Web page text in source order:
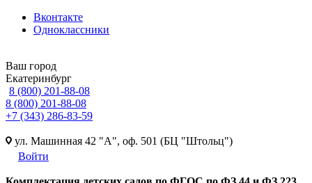
Вконтакте
Одноклассники
Ваш город
Екатеринбург
8 (800) 201-88-08
8 (800) 201-88-08
+7 (343) 286-83-59
ул. Машинная 42 "А", оф. 501 (БЦ "Штольц")
Войти